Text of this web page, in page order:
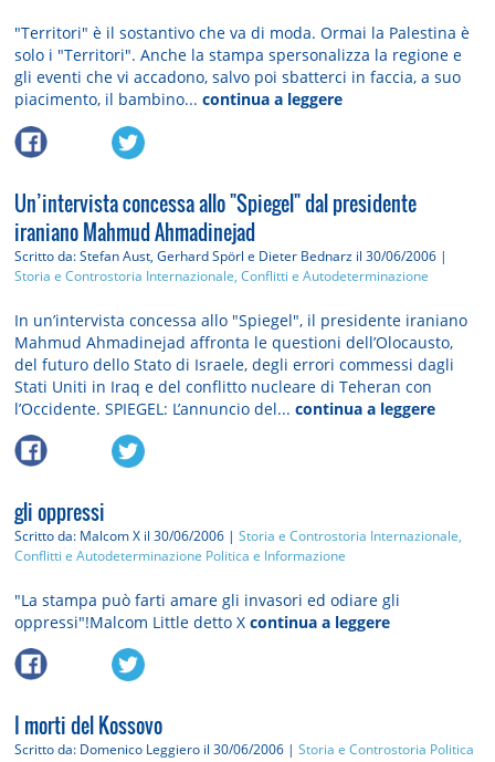
"Territori" è il sostantivo che va di moda. Ormai la Palestina è
solo i "Territori". Anche la stampa spersonalizza la regione e
gli eventi che vi accadono, salvo poi sbatterci in faccia, a suo
piacimento, il bambino...continua a leggere
Un’intervista concessa allo "Spiegel" dal presidente
iraniano Mahmud Ahmadinejad
Scritto da: Stefan Aust, Gerhard Spörl e Dieter Bednarz il 30/06/2006 |
Storia e Controstoria Internazionale, Conflitti e Autodeterminazione
In un’intervista concessa allo "Spiegel", il presidente iraniano
Mahmud Ahmadinejad affronta le questioni dell’Olocausto,
del futuro dello Stato di Israele, degli errori commessi dagli
Stati Uniti in Iraq e del conflitto nucleare di Teheran con
l’Occidente. SPIEGEL: L’annuncio del...continua a leggere
gli oppressi
Scritto da: Malcom X il 30/06/2006 |Storia e Controstoria Internazionale,
Conflitti e Autodeterminazione Politica e Informazione
"La stampa può farti amare gli invasori ed odiare gli
oppressi"!Malcom Little detto Xcontinua a leggere
I morti del Kossovo
Scritto da: Domenico Leggiero il 30/06/2006 |Storia e Controstoria Politica